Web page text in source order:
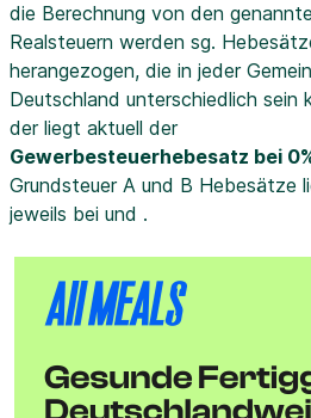
die Berechnung von den
Realsteuern werden sg.
herangezogen, die in jeder
Deutschland unterschiedlich sein
der liegt aktuell der
Gewerbesteuerhebesatz bei
Grundsteuer A und B Hebesätze
jeweils bei und .